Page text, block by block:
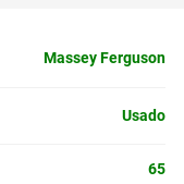
Massey Ferguson
Usado
65